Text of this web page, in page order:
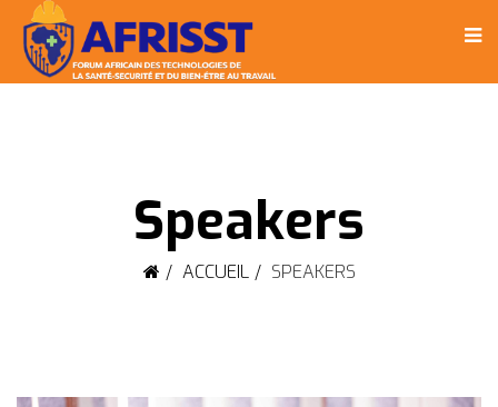
Speakers
ACCUEIL SPEAKERS